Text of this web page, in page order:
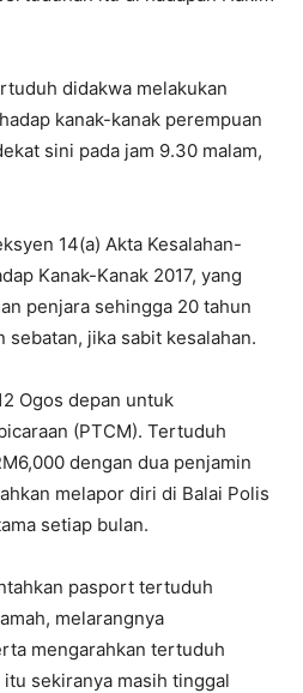
didakwa melakukan
kanak-kanak perempuan
sini pada jam 9.30 malam,
14(a) Akta Kesalahan-
Kanak-Kanak 2017, yang
penjara sehingga 20 tahun
sebatan, jika sabit kesalahan.
Ogos depan untuk
(PTCM). Tertuduh
dengan dua penjamin
melapor diri di Balai Polis
setiap bulan.
pasport tertuduh
melarangnya
mengarahkan tertuduh
sekiranya masih tinggal